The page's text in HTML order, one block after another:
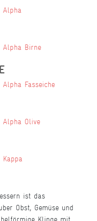
Alpha
Alpha Birne
Fasseiche
Alpha Olive
ist das
Obst, Gemüse und